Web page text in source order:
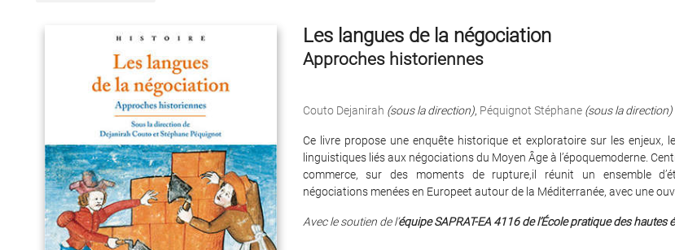
Les langues de la négociation
Approches historiennes
Couto Dejanirah (sous la direction), Péquignot Stéphane (sous la direction)
Ce livre propose une enquête historique et exploratoire sur les enjeux,
linguistiques liés aux négociations du Moyen Âge à l’époquemoderne.
commerce, sur des moments de rupture,il réunit un ensemble
négociations menées en Europeet autour de la Méditerranée, avec une
Avec le soutien de l’équipe SAPRAT-EA 4116 de l’École pratique des hautes